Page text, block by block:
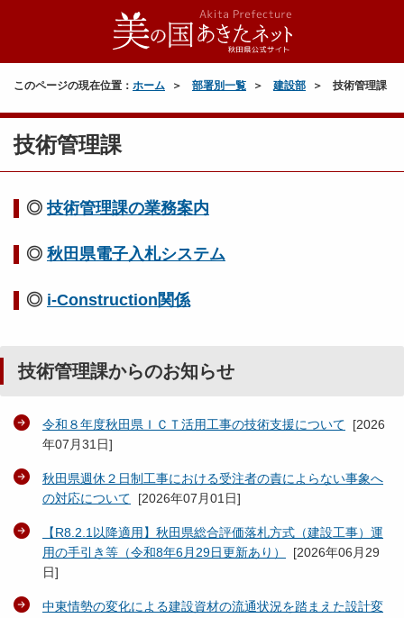
このページの現在位置： ホーム 部署別一覧 建設部 技術管理課
技術管理課
◎技術管理課の業務案内
◎ 秋田県電子入札システム
◎ i-Construction関係
技術管理課からのお知らせ
令和８年度秋田県ＩＣＴ活用工事の技術支援について [2026
年07月31日]
秋田県週休２日制工事における受注者の責によらない事象へ
の対応について [2026年07月01日]
【R8.2.1以降適用】秋田県総合評価落札方式（建設工事）運
用の手引き等（令和8年6月29日更新あり）
[2026年06月29
日]
中東情勢の変化による建設資材の流通状況を踏まえた設計変